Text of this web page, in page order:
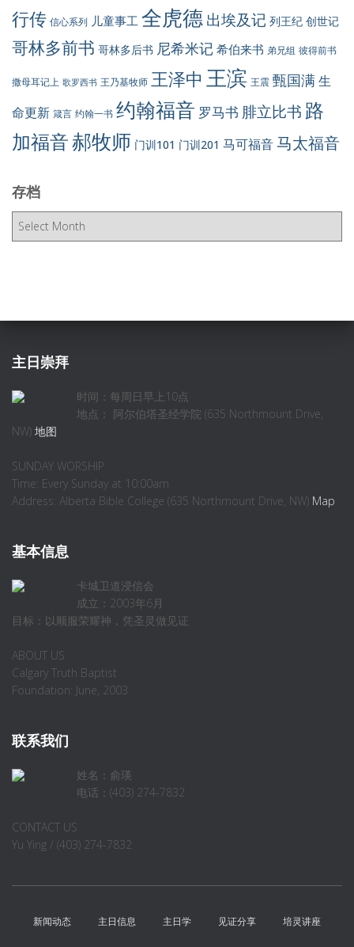
行传 信心系列 儿童事工 全虎德出埃及记 列王纪 创世记
哥林多前书 哥林多后书 尼希米记 希伯来书 弟兄组 彼得前书
撒母耳记上 歌罗西书 王乃基牧师 王泽中 王滨 王震 甄国满生
命更新 箴言 约翰一书 约翰福音 罗马书 腓立比书 路
加福音郝牧师 门训101 门训201 马可福音马太福音
存档
存
主日崇拜
时间：每周日早上10点
地点： 阿尔伯塔圣经学院 (635 Northmount Drive,
NW) 地图
SUNDAY WORSHIP
Time: Every Sunday at 10:00am
Address: Alberta Bible College (635 Northmount Drive, NW) Map
基本信息
卡城卫道浸信会
成立：2003年6月
目标：以顺服荣耀神，凭圣灵做见证
ABOUT US
Calgary Truth Baptist
Foundation: June, 2003
联系我们
姓名：俞瑛
电话：(403) 274-7832
CONTACT US
Yu Ying / (403) 274-7832
新闻动态 主日信息 主日学 见证分享 培灵讲座